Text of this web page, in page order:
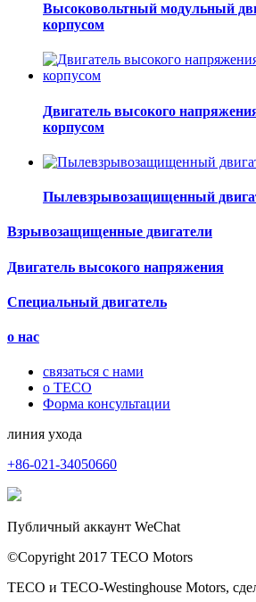
Высоковольтный модульный
корпусом
Двигатель высокого
корпусом
Пылевзрывозащищенный
Взрывозащищенные двигатели
Двигатель высокого напряжения
Специальный двигатель
о нас
связаться с нами
о TECO
Форма консультации
линия ухода
+86-021-34050660
Публичный аккаунт WeChat
©Copyright 2017 TECO Motors
TECO и TECO-Westinghouse Motors,